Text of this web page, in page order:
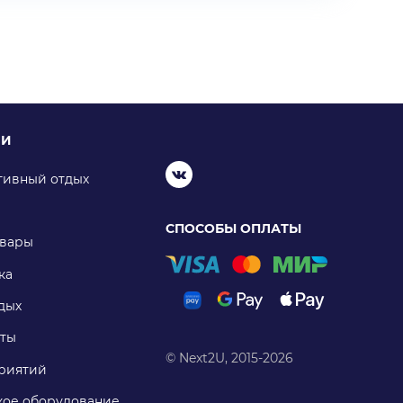
отдых
СПОСОБЫ ОПЛАТЫ
© Next2U, 2015-2026